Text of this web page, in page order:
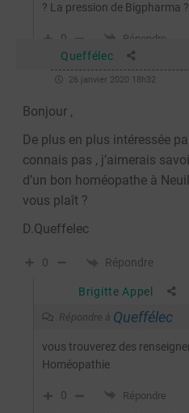
? La pression de Bigpharma ?
0 Répondre
Queffélec
26 janvier 2020 18h32
Bonjour ,
De plus en plus intéressée
connais pas , j’aimerais
d’un bon homéopathe à
vous plaît ?
D.Queffelec
0 Répondre
Brigitte Appel
Répondre à Queffélec
vous trouverez des
Homéopathie
0 Répondre